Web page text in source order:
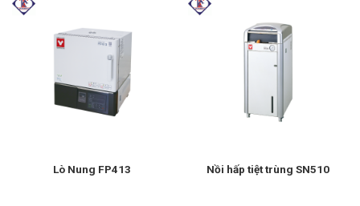
Lò Nung FP413 Nồi hấp tiệt trùng SN510